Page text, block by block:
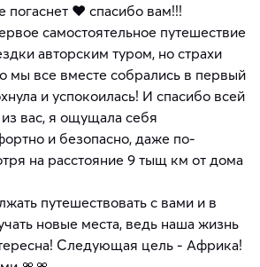
погаснет ❤️ спасибо вам!!!
самостоятельное путешествие
авторским туром, но страхи
мы все вместе собрались в первый
и успокоилась! И спасибо всей
вас, я ощущала себя
и безопасно, даже по-
на расстояние 9 тыщ км от дома
путешествовать с вами и в
новые места, ведь наша жизнь
Следующая цель - Африка!